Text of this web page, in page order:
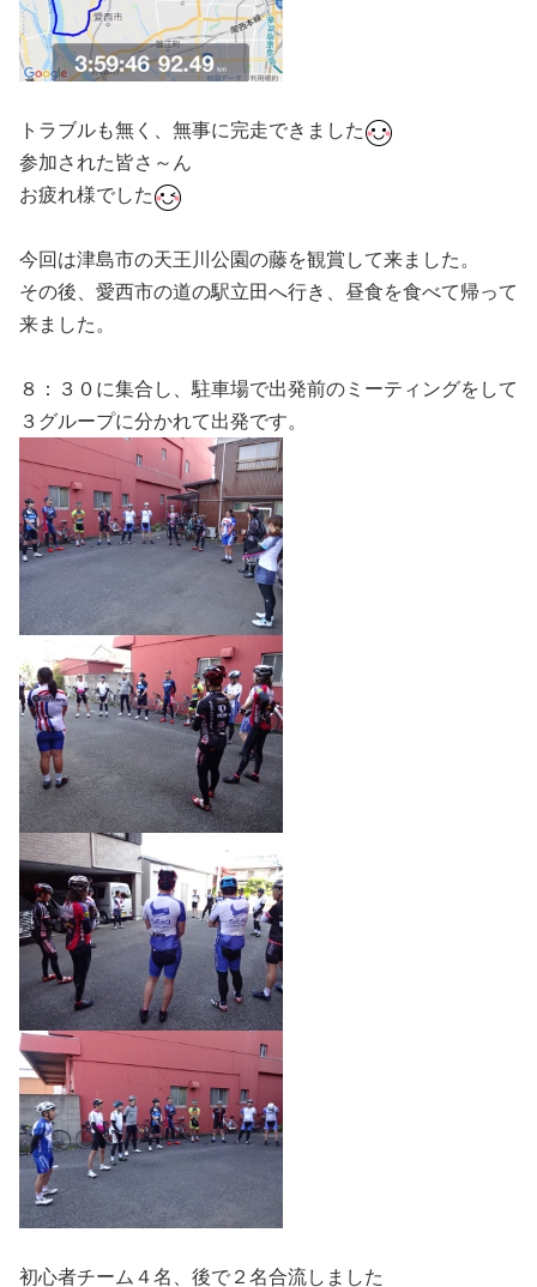
トラブルも無く、無事に完走できました
参加された皆さ～ん
お疲れ様でした
今回は津島市の天王川公園の藤を観賞して来ました。
その後、愛西市の道の駅立田へ行き、昼食を食べて帰って
来ました。
８：３０に集合し、駐車場で出発前のミーティングをして
３グループに分かれて出発です。
初心者チーム４名、後で２名合流しました